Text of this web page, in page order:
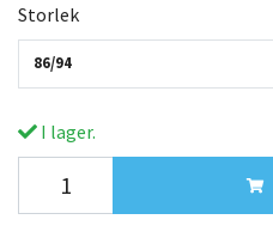
Storlek
86/94
I lager.